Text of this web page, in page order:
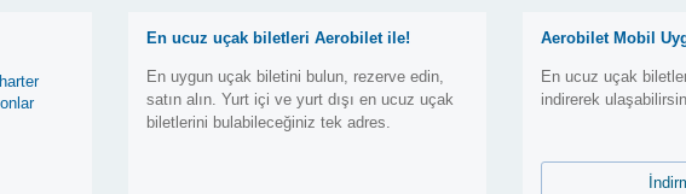
En ucuz uçak biletleri Aerobilet ile!
En uygun uçak biletini bulun, rezerve edin,
satın alın. Yurt içi ve yurt dışı en ucuz uçak
biletlerini bulabileceğiniz tek adres.
Aerobilet Mobil
En ucuz uçak
indirerek